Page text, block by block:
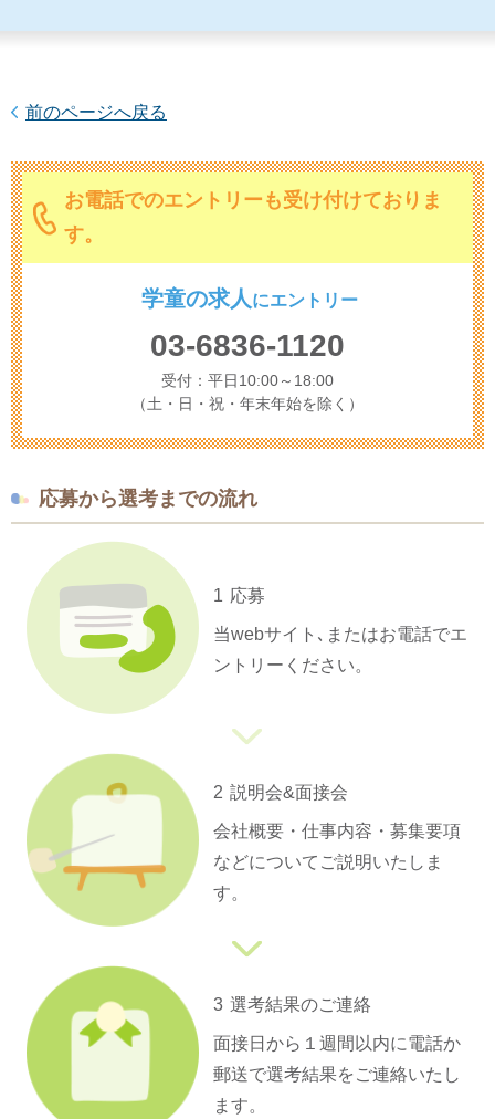
前のページへ戻る
お電話でのエントリーも受け付けておりま
す。
学童の求人 にエントリー
03-6836-1120
受付：平日10:00～18:00
（土・日・祝・年末年始を除く）
応募から選考までの流れ
1 応募
当webサイト､またはお電話でエ
ントリーください。
2 説明会&面接会
会社概要・仕事内容・募集要項
などについてご説明いたしま
す。
3 選考結果のご連絡
面接日から１週間以内に電話か
郵送で選考結果をご連絡いたし
ます。